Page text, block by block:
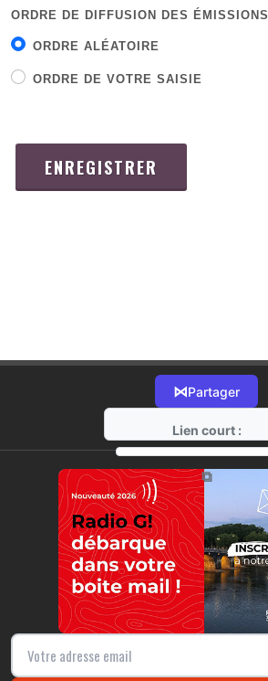
ORDRE DE DIFFUSION DES ÉMISSIONS
ORDRE ALÉATOIRE
ORDRE DE VOTRE SAISIE
ENREGISTRER
⋈Partager
Lien court :
⧉